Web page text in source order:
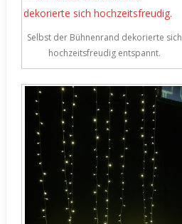
Selbst der Bühnenrand dekorierte sich
hochzeitsfreudig entspannt.